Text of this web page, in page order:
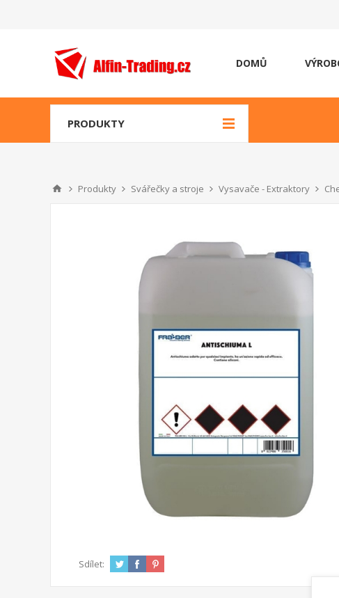
DOMŮ
PRODUKTY
Produkty Svářečky a stroje Vysavače - Extraktory
Sdílet: